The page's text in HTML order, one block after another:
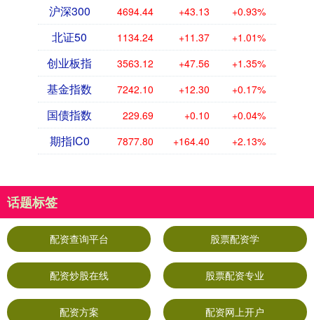
沪深300 4694.44 +43.13 +0.93%
北证50 1134.24 +11.37 +1.01%
创业板指 3563.12 +47.56 +1.35%
基金指数 7242.10 +12.30 +0.17%
国债指数 229.69 +0.10 +0.04%
期指IC0 7877.80 +164.40 +2.13%
话题标签
配资查询平台 股票配资学
配资炒股在线 股票配资专业
配资方案 配资网上开户